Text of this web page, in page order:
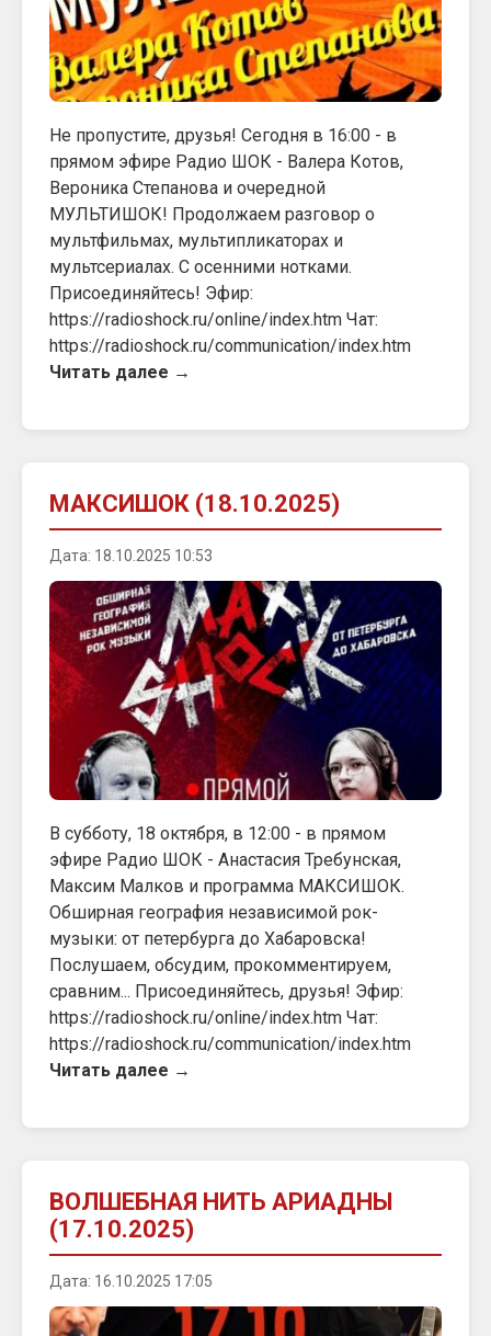
Не пропустите, друзья! Сегодня в 16:00 - в
прямом эфире Радио ШОК - Валера Котов,
Вероника Степанова и очередной
МУЛЬТИШОК! Продолжаем разговор о
мультфильмах, мультипликаторах и
мультсериалах. С осенними нотками.
Присоединяйтесь! Эфир:
https://radioshock.ru/online/index.htm Чат:
https://radioshock.ru/communication/index.htm
Читать далее →
МАКСИШОК (18.10.2025)
Дата: 18.10.2025 10:53
В субботу, 18 октября, в 12:00 - в прямом
эфире Радио ШОК - Анастасия Требунская,
Максим Малков и программа МАКСИШОК.
Обширная география независимой рок-
музыки: от петербурга до Хабаровска!
Послушаем, обсудим, прокомментируем,
сравним... Присоединяйтесь, друзья! Эфир:
https://radioshock.ru/online/index.htm Чат:
https://radioshock.ru/communication/index.htm
Читать далее →
ВОЛШЕБНАЯ НИТЬ АРИАДНЫ
(17.10.2025)
Дата: 16.10.2025 17:05